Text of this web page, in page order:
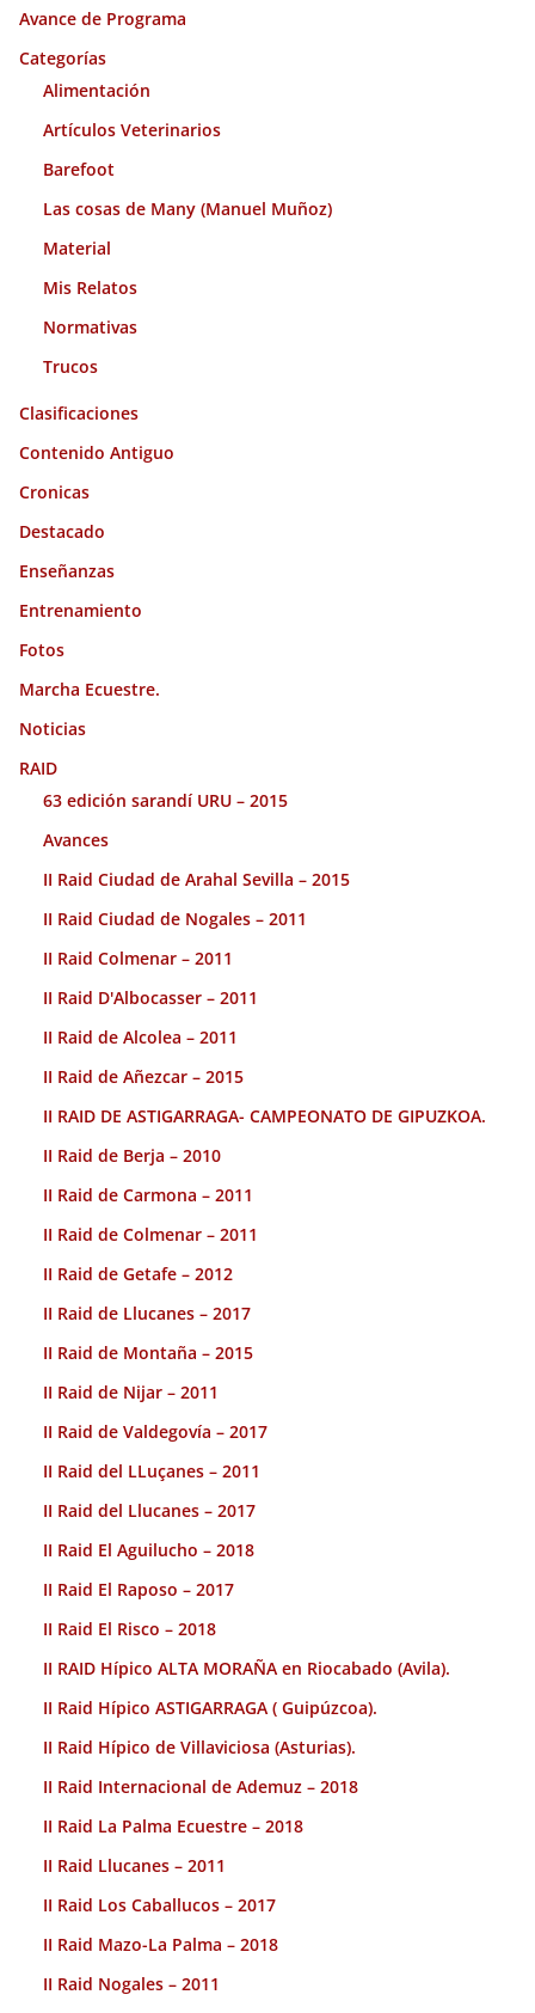
v
o
Avance de Programa
Categorías
Alimentación
Artículos Veterinarios
Barefoot
Las cosas de Many (Manuel Muñoz)
Material
Mis Relatos
Normativas
Trucos
Clasificaciones
Contenido Antiguo
Cronicas
Destacado
Enseñanzas
Entrenamiento
Fotos
Marcha Ecuestre.
Noticias
RAID
63 edición sarandí URU – 2015
Avances
II Raid Ciudad de Arahal Sevilla – 2015
II Raid Ciudad de Nogales – 2011
II Raid Colmenar – 2011
II Raid D'Albocasser – 2011
II Raid de Alcolea – 2011
II Raid de Añezcar – 2015
II RAID DE ASTIGARRAGA- CAMPEONATO DE GIPUZKOA.
II Raid de Berja – 2010
II Raid de Carmona – 2011
II Raid de Colmenar – 2011
II Raid de Getafe – 2012
II Raid de Llucanes – 2017
II Raid de Montaña – 2015
II Raid de Nijar – 2011
II Raid de Valdegovía – 2017
II Raid del LLuçanes – 2011
II Raid del Llucanes – 2017
II Raid El Aguilucho – 2018
II Raid El Raposo – 2017
II Raid El Risco – 2018
II RAID Hípico ALTA MORAÑA en Riocabado (Avila).
II Raid Hípico ASTIGARRAGA ( Guipúzcoa).
II Raid Hípico de Villaviciosa (Asturias).
II Raid Internacional de Ademuz – 2018
II Raid La Palma Ecuestre – 2018
II Raid Llucanes – 2011
II Raid Los Caballucos – 2017
II Raid Mazo-La Palma – 2018
II Raid Nogales – 2011